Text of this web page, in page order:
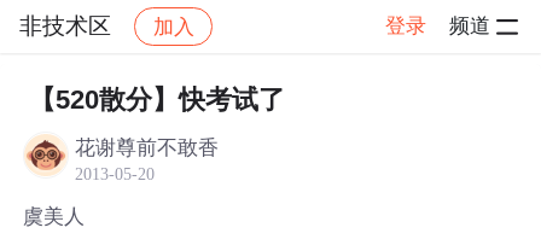
非技术区 加入 登录 频道
社区 非技术区 帖子详情
【520散分】快考试了
花谢尊前不敢香
2013-05-20
虞美人